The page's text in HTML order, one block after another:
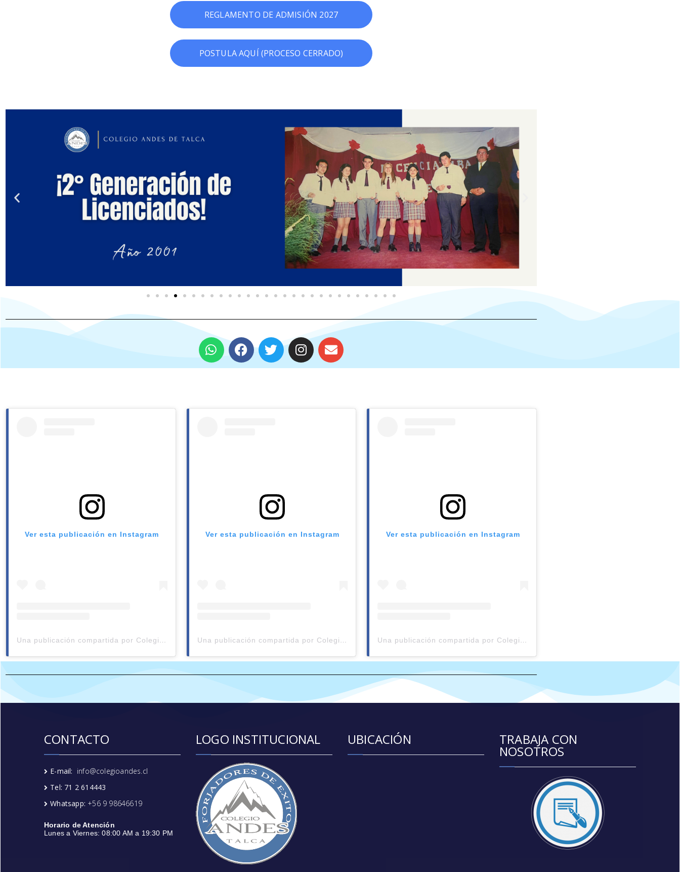
REGLAMENTO DE ADMISIÓN 2027
POSTULA AQUÍ (PROCESO CERRADO)
Ver esta publicación en Instagram
Una publicación compartida por Colegio Andes de Talca (@colegioandestalca)
Ver esta publicación en Instagram
Una publicación compartida por Colegio Andes de Talca (@colegioandestalca)
Ver esta publicación en Instagram
Una publicación compartida por Colegio Andes de Talca (@colegioandestalca)
CONTACTO
E-mail: info@colegioandes.cl
Tel: 71 2 614443
Whatsapp: +56 9 98646619
Horario de Atención
Lunes a Viernes: 08:00 AM a 19:30 PM
LOGO INSTITUCIONAL UBICACIÓN TRABAJA CON
NOSOTROS